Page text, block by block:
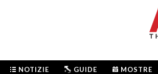
NOTIZIE GUIDE MOSTRE